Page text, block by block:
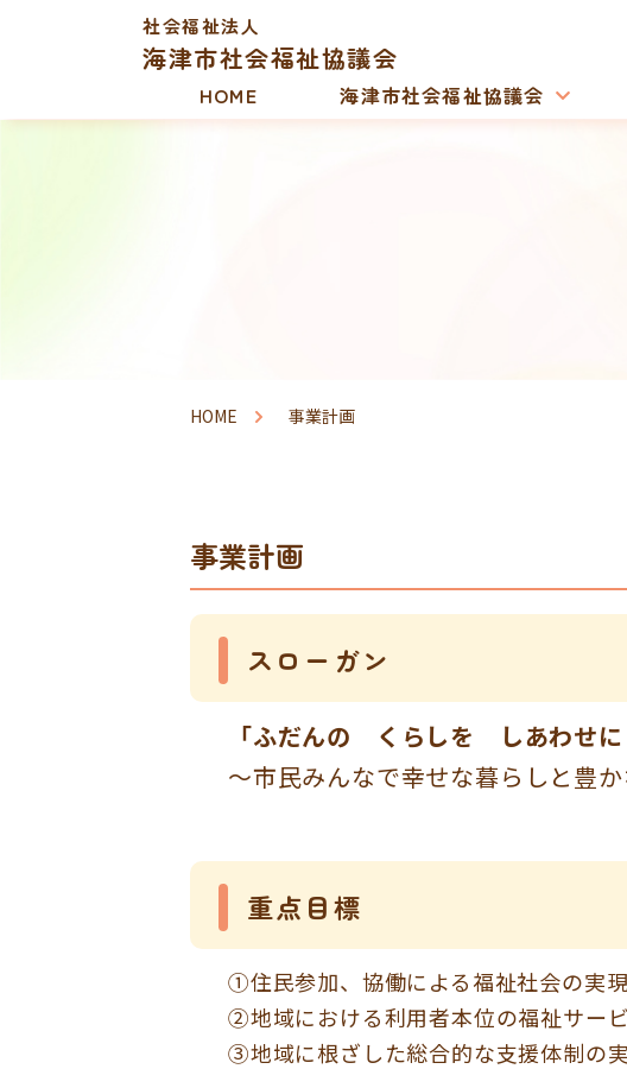
社会福祉法人
海津市社会福祉協議会
HOME 海津市社会福祉協議会
HOME 事業計画
事業計画
スローガン
「ふだんの くらしを しあわせに
～市民みんなで幸せな暮らしと豊
重点目標
①住民参加、協働による福祉社会の実現
②地域における利用者本位の福祉サー
③地域に根ざした総合的な支援体制の